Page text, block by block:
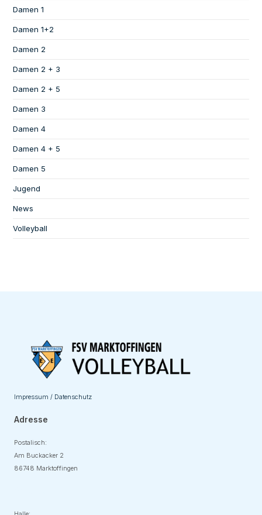
Damen 1
Damen 1+2
Damen 2
Damen 2 + 3
Damen 2 + 5
Damen 3
Damen 4
Damen 4 + 5
Damen 5
Jugend
News
Volleyball
Impressum / Datenschutz
Adresse
Postalisch:
Am Buckacker 2
86748 Marktoffingen